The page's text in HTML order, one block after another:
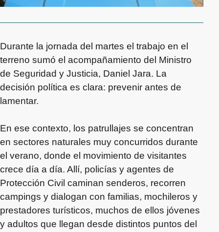
Durante la jornada del martes el trabajo en el
terreno sumó el acompañamiento del Ministro
de Seguridad y Justicia, Daniel Jara. La
decisión política es clara: prevenir antes de
lamentar.
En ese contexto, los patrullajes se concentran
en sectores naturales muy concurridos durante
el verano, donde el movimiento de visitantes
crece día a día. Allí, policías y agentes de
Protección Civil caminan senderos, recorren
campings y dialogan con familias, mochileros y
prestadores turísticos, muchos de ellos jóvenes
y adultos que llegan desde distintos puntos del